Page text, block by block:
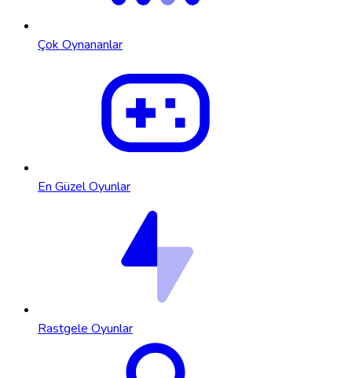
Çok Oynananlar
En Güzel Oyunlar
Rastgele Oyunlar